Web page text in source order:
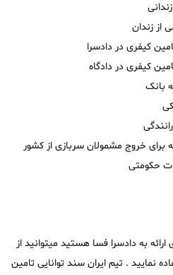
ارائه به دادسرا فسا هستید میتوانید از
نمایید . تیم ایران سند توانایی تامین